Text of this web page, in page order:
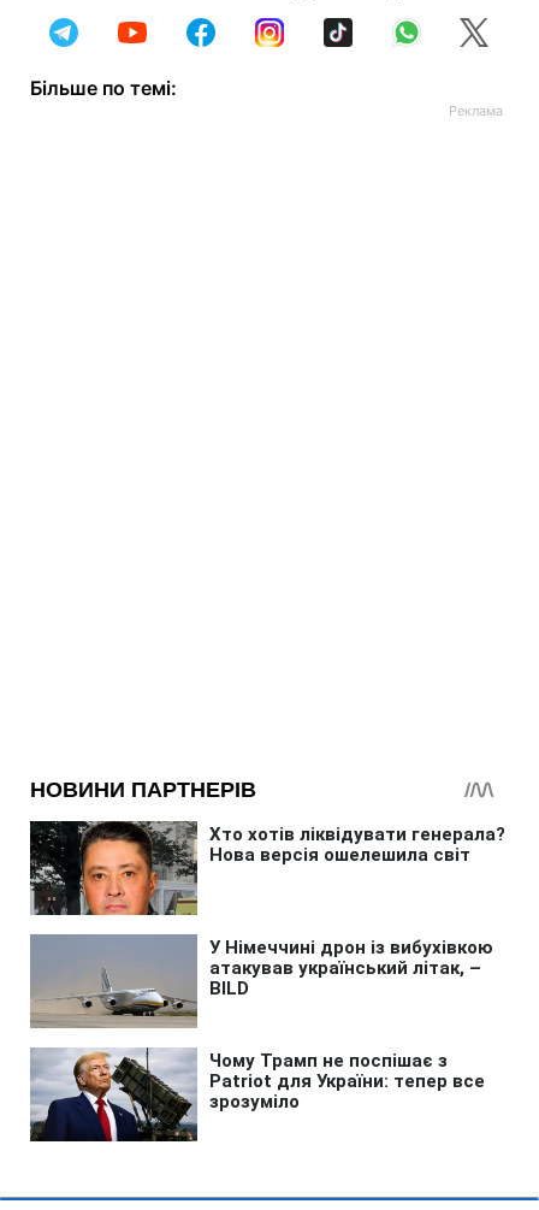
Більше по темі: